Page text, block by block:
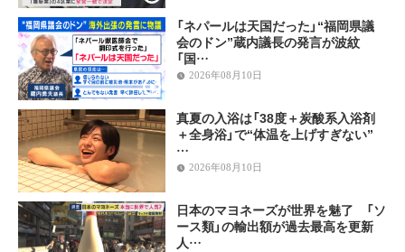
「ネパールは天国だった」“福岡県議
会のドン”蔵内議長の発言が波紋
「国…
2026年08月10日
真夏の入浴は「38度＋炭酸系入浴剤
＋全身浴」で“体温を上げすぎない”
…
2026年08月10日
日本のマヨネーズが世界を魅了 「ソ
ース類」の輸出額が過去最高を更新
人…